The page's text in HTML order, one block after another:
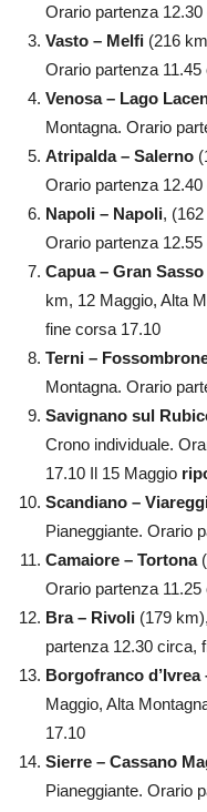
Orario partenza
Vasto – Melfi (216
Orario partenza
Venosa – Lago
Montagna. Orario
Atripalda – Salerno
Orario partenza
Napoli – Napoli,
Orario partenza
Capua – Gran Sasso
km, 12 Maggio, Alta
fine corsa 17.10
Terni –
Montagna. Orario
Savignano sul
Crono individuale.
17.10 Il 15 Maggio
Scandiano –
Pianeggiante. Orario
Camaiore – Tortona
Orario partenza
Bra – Rivoli (179
partenza 12.30 circa,
Borgofranco
Maggio, Alta
17.10
Sierre – Cassano
Pianeggiante. Orario